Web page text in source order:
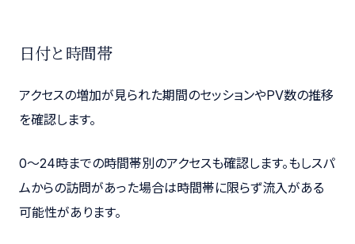
日付と時間帯
アクセスの増加が見られた期間のセッションやPV数の推移
を確認します。
0〜24時までの時間帯別のアクセスも確認します。もしスパ
ムからの訪問があった場合は時間帯に限らず流入がある
可能性があります。